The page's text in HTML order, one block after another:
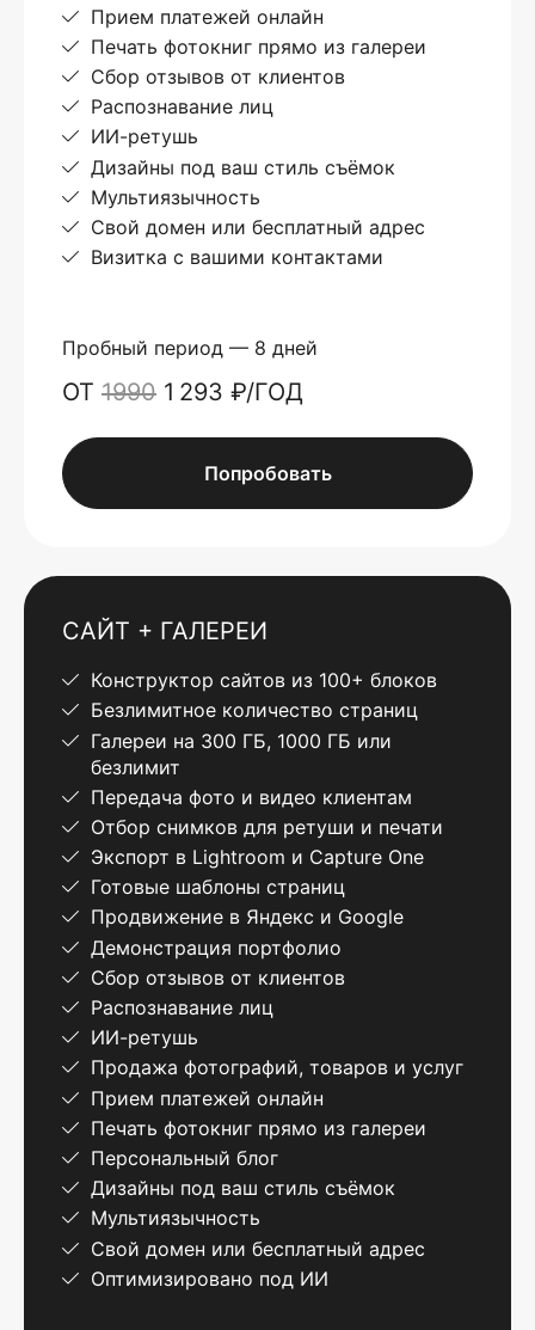
Прием платежей онлайн
Печать фотокниг прямо из галереи
Сбор отзывов от клиентов
Распознавание лиц
ИИ-ретушь
Дизайны под ваш стиль съёмок
Мультиязычность
Свой домен или бесплатный адрес
Визитка с вашими контактами
Пробный период — 8 дней
ОТ 1990 1 293 ₽/ГОД
Попробовать
САЙТ + ГАЛЕРЕИ
Конструктор сайтов из 100+ блоков
Безлимитное количество страниц
Галереи на 300 ГБ, 1000 ГБ или
безлимит
Передача фото и видео клиентам
Отбор снимков для ретуши и печати
Экспорт в Lightroom и Capture One
Готовые шаблоны страниц
Продвижение в Яндекс и Google
Демонстрация портфолио
Сбор отзывов от клиентов
Распознавание лиц
ИИ-ретушь
Продажа фотографий, товаров и услуг
Прием платежей онлайн
Печать фотокниг прямо из галереи
Персональный блог
Дизайны под ваш стиль съёмок
Мультиязычность
Свой домен или бесплатный адрес
Оптимизировано под ИИ